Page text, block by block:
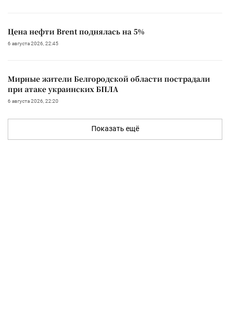
Цена нефти Brent поднялась на 5%
6 августа 2026, 22:45
Мирные жители Белгородской области пострадали
при атаке украинских БПЛА
6 августа 2026, 22:20
Показать ещё